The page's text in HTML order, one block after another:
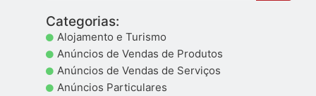
Categorias:
Alojamento e Turismo
Anúncios de Vendas de Produtos
Anúncios de Vendas de Serviços
Anúncios Particulares